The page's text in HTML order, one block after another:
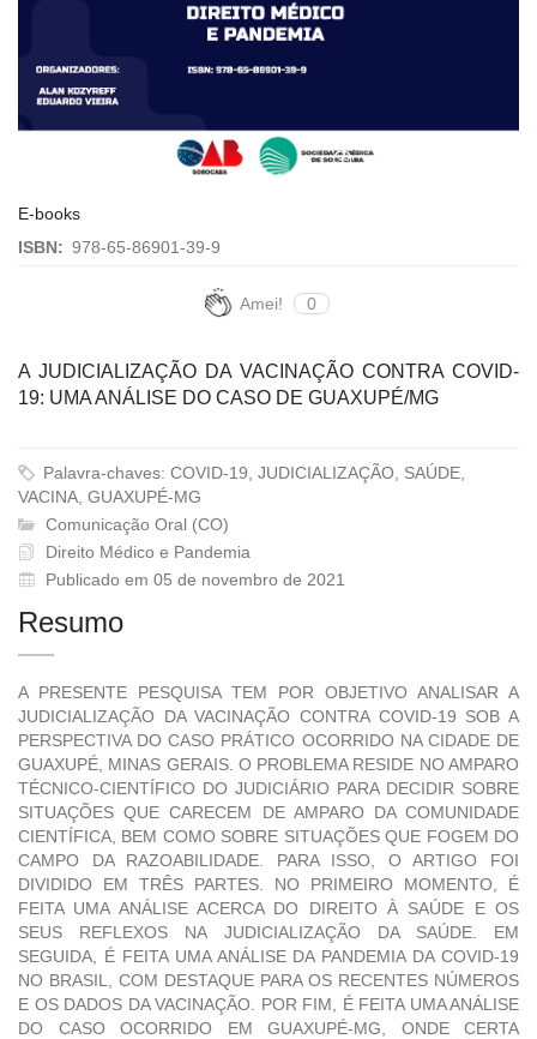
E-books
ISBN: 978-65-86901-39-9
Amei! 0
A JUDICIALIZAÇÃO DA VACINAÇÃO CONTRA COVID-
19: UMA ANÁLISE DO CASO DE GUAXUPÉ/MG
Palavra-chaves: COVID-19, JUDICIALIZAÇÃO, SAÚDE,
VACINA, GUAXUPÉ-MG
Comunicação Oral (CO)
Direito Médico e Pandemia
Publicado em 05 de novembro de 2021
Resumo
A PRESENTE PESQUISA TEM POR OBJETIVO ANALISAR A
JUDICIALIZAÇÃO DA VACINAÇÃO CONTRA COVID-19 SOB A
PERSPECTIVA DO CASO PRÁTICO OCORRIDO NA CIDADE DE
GUAXUPÉ, MINAS GERAIS. O PROBLEMA RESIDE NO AMPARO
TÉCNICO-CIENTÍFICO DO JUDICIÁRIO PARA DECIDIR SOBRE
SITUAÇÕES QUE CARECEM DE AMPARO DA COMUNIDADE
CIENTÍFICA, BEM COMO SOBRE SITUAÇÕES QUE FOGEM DO
CAMPO DA RAZOABILIDADE. PARA ISSO, O ARTIGO FOI
DIVIDIDO EM TRÊS PARTES. NO PRIMEIRO MOMENTO, É
FEITA UMA ANÁLISE ACERCA DO DIREITO À SAÚDE E OS
SEUS REFLEXOS NA JUDICIALIZAÇÃO DA SAÚDE. EM
SEGUIDA, É FEITA UMA ANÁLISE DA PANDEMIA DA COVID-19
NO BRASIL, COM DESTAQUE PARA OS RECENTES NÚMEROS
E OS DADOS DA VACINAÇÃO. POR FIM, É FEITA UMA ANÁLISE
DO CASO OCORRIDO EM GUAXUPÉ-MG, ONDE CERTA